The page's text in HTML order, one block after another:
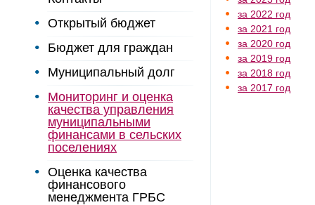
Открытый бюджет
Бюджет для граждан
Муниципальный долг
Мониторинг и оценка
качества управления
муниципальными
финансами в сельских
поселениях
Оценка качества
финансового
менеджмента ГРБС
за 2022 год
за 2021 год
за 2020 год
за 2019 год
за 2018 год
за 2017 год